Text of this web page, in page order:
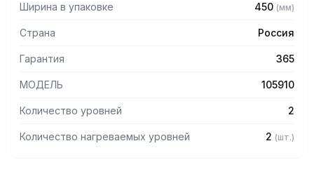
Ширина в упаковке 450 (мм)
Страна Россия
Гарантия 365
МОДЕЛЬ 105910
Количество уровней 2
Количество нагреваемых уровней 2 (шт.)